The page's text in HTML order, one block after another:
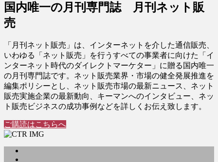
国内唯一の月刊専門誌 月刊ネット販
売
「月刊ネット販売」は、インターネットを介した通信販売、
いわゆる「ネット販売」を行うすべての事業者に向けた「イ
ンターネット時代のダイレクトマーケター」に贈る国内唯一
の月刊専門誌です。ネット販売業界・市場の健全発展推進を
編集ポリシーとし、ネット販売市場の最新ニュース、ネット
販売実施企業の最新動向、キーマンへのインタビュー、ネッ
ト販売ビジネスの成功事例などを詳しくお伝え致します。
ご購読はこちらへ